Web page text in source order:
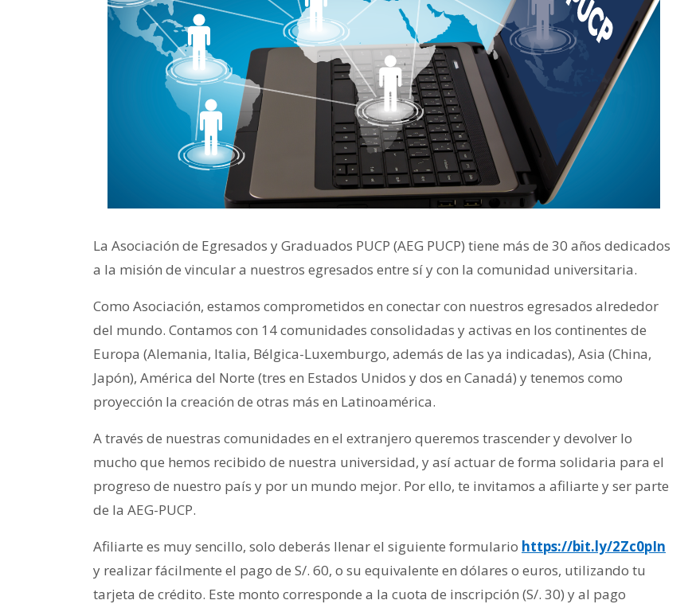
La Asociación de Egresados y Graduados PUCP (AEG PUCP) tiene más de 30 años dedicados
a la misión de vincular a nuestros egresados entre sí y con la comunidad universitaria.
Como Asociación, estamos comprometidos en conectar con nuestros egresados alrededor
del mundo. Contamos con 14 comunidades consolidadas y activas en los continentes de
Europa (Alemania, Italia, Bélgica-Luxemburgo, además de las ya indicadas), Asia (China,
Japón), América del Norte (tres en Estados Unidos y dos en Canadá) y tenemos como
proyección la creación de otras más en Latinoamérica.
A través de nuestras comunidades en el extranjero queremos trascender y devolver lo
mucho que hemos recibido de nuestra universidad, y así actuar de forma solidaria para el
progreso de nuestro país y por un mundo mejor. Por ello, te invitamos a afiliarte y ser parte
de la AEG-PUCP.
Afiliarte es muy sencillo, solo deberás llenar el siguiente formulario https://bit.ly/2Zc0pIn
y realizar fácilmente el pago de S/. 60, o su equivalente en dólares o euros, utilizando tu
tarjeta de crédito. Este monto corresponde a la cuota de inscripción (S/. 30) y al pago